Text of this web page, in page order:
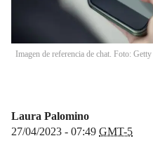
Imagen de referencia de chat. Foto: Getty
Laura Palomino
27/04/2023 - 07:49 GMT-5